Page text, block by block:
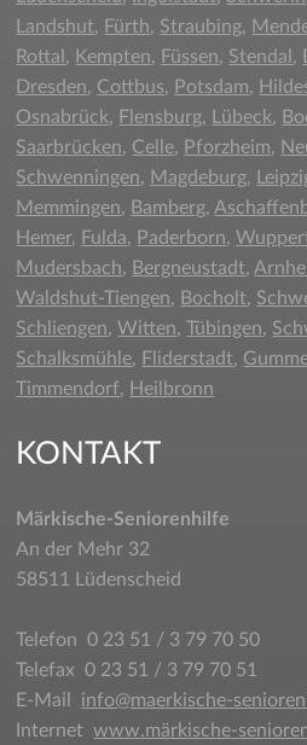
Landshut, Fürth, Straubing,
Rottal , Kempten, Füssen, Stendal ,
Dresden, Cottbus, Potsdam,
Osnabrück, Flensburg, Lübeck,
Saarbrücken, Celle, Pforzheim,
Schwenningen, Magdeburg,
Memmingen, Bamberg,
Hemer, Fulda, Paderborn,
Mudersbach, Bergneustadt,
Waldshut-Tiengen, Bocholt,
Schliengen,Witten,Tübingen,
Schalksmühle, Fliderstadt,
Timmendorf, Heilbronn
KONTAKT
Märkische-Seniorenhilfe
An der Mehr 32
58511 Lüdenscheid
Telefon 0 23 51 / 3 79 70 50
Telefax 0 23 51 / 3 79 70 51
E-Mail info@maerkische-
Internetwww.märkische-